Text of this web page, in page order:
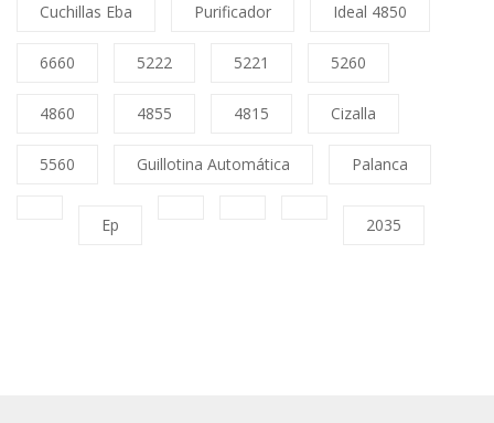
Cuchillas Eba Purificador Ideal 4850
6660 5222 5221 5260
4860 4855 4815 Cizalla
5560 Guillotina Automática Palanca
Ep 2035